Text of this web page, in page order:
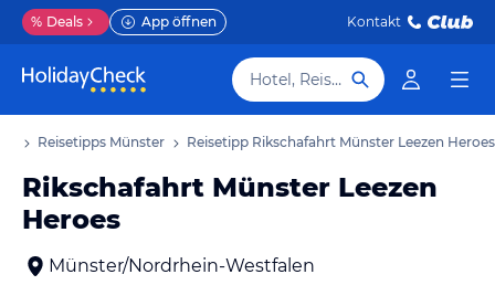
% Deals App öffnen Kontakt
Hotel, Reiseziel
Reisetipps Münster Reisetipp Rikschafahrt Münster Leezen Heroes
Rikschafahrt Münster Leezen
Heroes
Münster/Nordrhein-Westfalen